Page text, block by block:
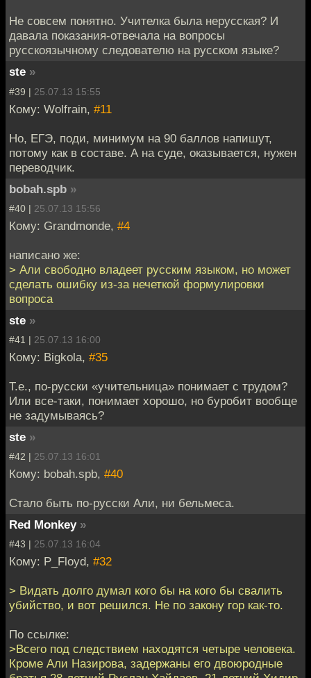
Не совсем понятно. Учителка была нерусская? И
давала показания-отвечала на вопросы
русскоязычному следователю на русском языке?
ste »
#39 | 25.07.13 15:55
Кому: Wolfrain, #11
Но, ЕГЭ, поди, минимум на 90 баллов напишут,
потому как в составе. А на суде, оказывается, нужен
переводчик.
bobah.spb »
#40 | 25.07.13 15:56
Кому: Grandmonde, #4
написано же:
> Али свободно владеет русским языком, но может
сделать ошибку из-за нечеткой формулировки
вопроса
ste »
#41 | 25.07.13 16:00
Кому: Bigkola, #35
Т.е., по-русски «учительница» понимает с трудом?
Или все-таки, понимает хорошо, но буробит вообще
не задумываясь?
ste »
#42 | 25.07.13 16:01
Кому: bobah.spb, #40
Стало быть по-русски Али, ни бельмеса.
Red Monkey »
#43 | 25.07.13 16:04
Кому: P_Floyd, #32
> Видать долго думал кого бы на кого бы свалить
убийство, и вот решился. Не по закону гор как-то.
По ссылке:
>Всего под следствием находятся четыре человека.
Кроме Али Назирова, задержаны его двоюродные